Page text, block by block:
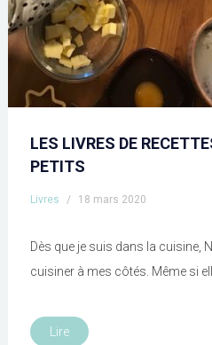
LES LIVRES DE
PETITS
Livres / 18 mars 2020
Dès que je suis dans la cuisine,
cuisiner à mes côtés. Même si
Lire